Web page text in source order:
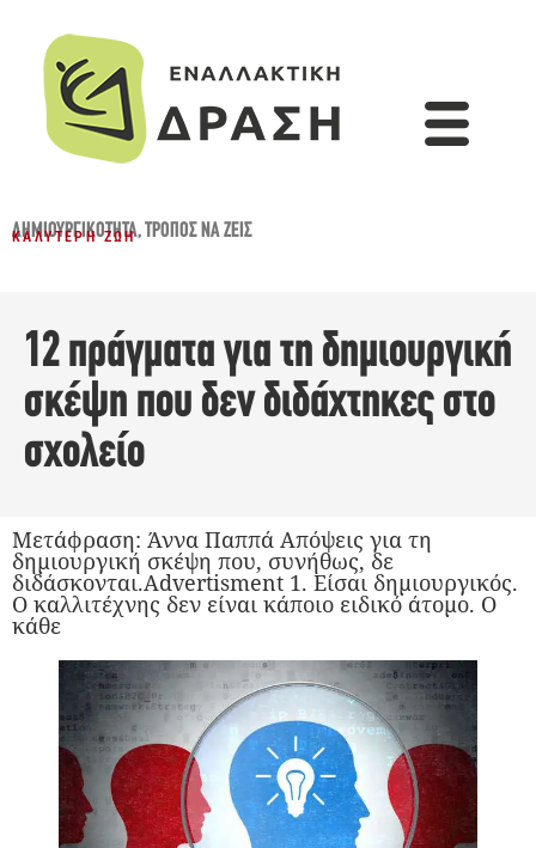
ΔΗΜΙΟΥΡΓΙΚΌΤΗΤΑ,ΤΡΌΠΟΣ ΝΑ ΖΕΙΣ
ΚΑΛΎΤΕΡΗ ΖΩΉ
12 πράγματα για τη δημιουργική
σκέψη που δεν διδάχτηκες στο
σχολείο
Μετάφραση: Άννα Παππά Απόψεις για τη
δημιουργική σκέψη που, συνήθως, δε
διδάσκονται.Advertisment 1. Είσαι δημιουργικός.
Ο καλλιτέχνης δεν είναι κάποιο ειδικό άτομο. Ο
κάθε